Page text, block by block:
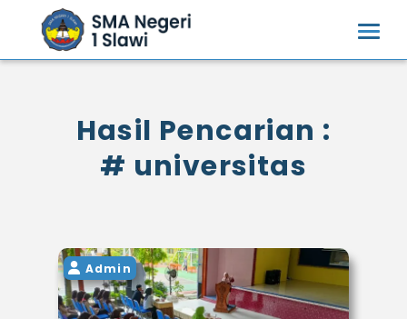
Hasil Pencarian :
# universitas
Admin